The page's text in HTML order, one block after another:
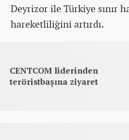
Deyrizor ile Türkiye sınır
hareketliliğini artırdı.
CENTCOM liderinden
teröristbaşına ziyaret